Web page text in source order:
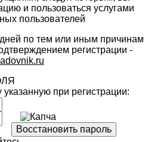
и пользоваться услугами
пользователей
по тем или иным причинам
регистрации -
при регистрации: